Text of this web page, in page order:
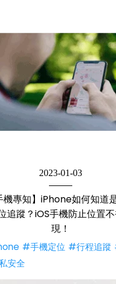
2023-01-03
機專知】iPhone如何知道
追蹤？iOS手機防止位置
現！
#手機定位 #行程追蹤
安全